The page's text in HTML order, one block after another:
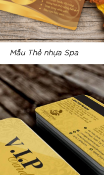
MẫuThẻ nhựa Spa